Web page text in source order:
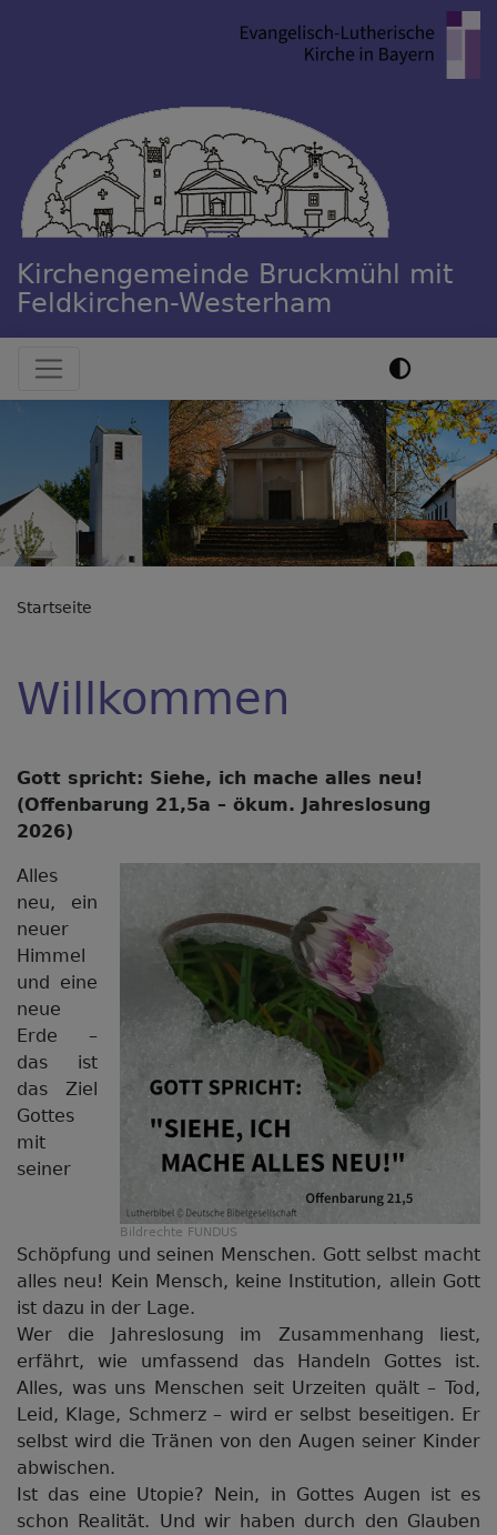
Kirchengemeinde Bruckmühl mit
Feldkirchen-Westerham
Hauptnavigation
Startseite
Willkommen
Gott spricht: Siehe, ich mache alles neu!
(Offenbarung 21,5a – ökum. Jahreslosung
2026)
Bildrechte FUNDUS
Alles
neu, ein
neuer
Himmel
und eine
neue
Erde –
das ist
das Ziel
Gottes
mit
seiner
Schöpfung und seinen Menschen. Gott selbst macht
alles neu! Kein Mensch, keine Institution, allein Gott
ist dazu in der Lage.
Wer die Jahreslosung im Zusammenhang liest,
erfährt, wie umfassend das Handeln Gottes ist.
Alles, was uns Menschen seit Urzeiten quält – Tod,
Leid, Klage, Schmerz – wird er selbst beseitigen. Er
selbst wird die Tränen von den Augen seiner Kinder
abwischen.
Ist das eine Utopie? Nein, in Gottes Augen ist es
schon Realität. Und wir haben durch den Glauben